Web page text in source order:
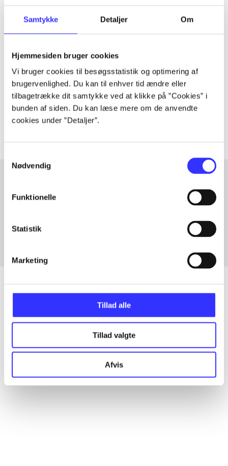
Samtykke Detaljer Om
Hjemmesiden bruger cookies
Vi bruger cookies til besøgsstatistik og optimering af
brugervenlighed. Du kan til enhver tid ændre eller
tilbagetrække dit samtykke ved at klikke på ”Cookies” i
bunden af siden. Du kan læse mere om de anvendte
cookies under ”Detaljer”.
Nødvendig
Funktionelle
Statistik
Marketing
Tillad alle
Tillad valgte
Afvis
Artiklen er en del af
lorem ipsum dolor sit amet ...
Tidsskrift
Artiklerne i handler ofte om
Artikler med samme emner
Artikler
Alle registrerede artikler fordelt på udgivelser